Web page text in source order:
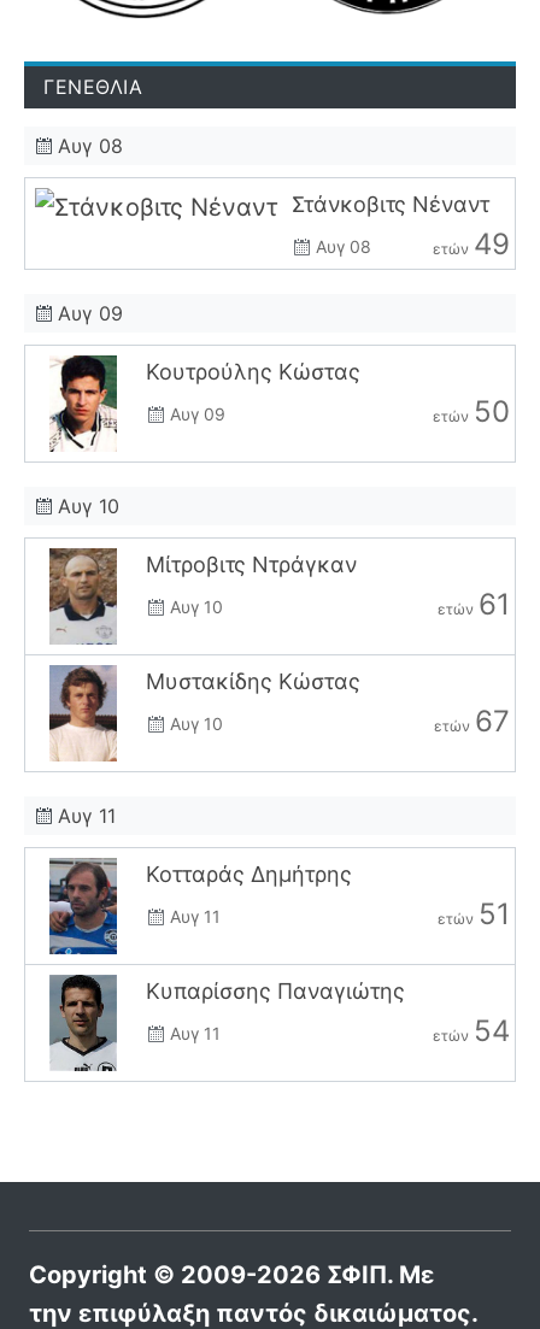
ΓΕΝΕΘΛΙΑ
Αυγ 08
Στάνκοβιτς Νέναντ
Αυγ 08 ετών 49
Αυγ 09
Κουτρούλης Κώστας
Αυγ 09 ετών 50
Αυγ 10
Μίτροβιτς Ντράγκαν
Αυγ 10 ετών 61
Μυστακίδης Κώστας
Αυγ 10 ετών 67
Αυγ 11
Κοτταράς Δημήτρης
Αυγ 11 ετών 51
Κυπαρίσσης Παναγιώτης
Αυγ 11 ετών 54
Copyright © 2009-2026 ΣΦΙΠ. Με
την επιφύλαξη παντός δικαιώματος.